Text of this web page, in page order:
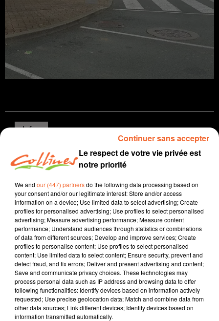
Infos
6 février 2025 - 15 min 2 sec
JOURNAL DU JEUDI 06 FEVRIER ( SOIR )
Patrice Bémanangy
L'info près de chez vous
Discret ces dernières semaines, Florimond Labulle
potentiel repreneur des Chamois Niortais a dévoilé hier
les grandes lignes de son projet.
Match de gala ce samedi pour l'AS Niort. Le club de
basket investira L'Acclameur pour une rencontre face à
Brissac ... l'occasion d'un véritable show qui devrait
régaler le public.
La supérette Proxi devrait ouvrir mi-mars Place du
Chêne Vert à Cerizay ... une arrivée qui va
Le respect de votre vie privée est
notre priorité
We and our (447) partnersdo the following data processing based on
your consent and/or our legitimate interest: Store and/or access
information on a device; Use limited data to select advertising; Create
profiles for personalised advertising; Use profiles to select personalised
advertising; Measure advertising performance; Measure content
performance; Understand audiences through statistics or combinations
of data from different sources; Develop and improve services; Create
profiles to personalise content; Use profiles to select personalised
content; Use limited data to select content; Ensure security, prevent and
detect fraud, and fix errors; Deliver and present advertising and content;
Save and communicate privacy choices. These technologies may
process personal data such as IP address and browsing data to offer
following functionalities: Identify devices based on information actively
requested; Use precise geolocation data; Match and combine data from
other data sources; Link different devices; Identify devices based on
information transmitted automatically.
Continuer sans accepter